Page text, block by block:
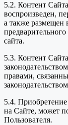
5.2. Контент
воспроизведен,
а также размещен
сайта.
5.3. Контент
правами,
5.4.
на Сайте, может
Пользователя.